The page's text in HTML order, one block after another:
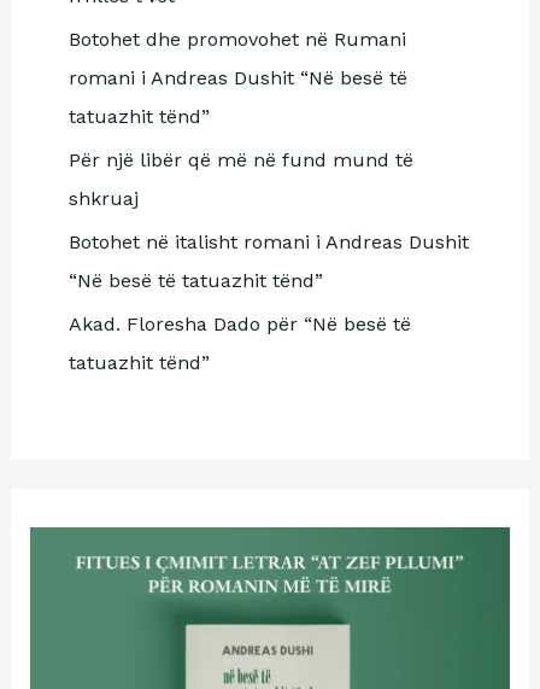
Botohet dhe promovohet në Rumani
romani i Andreas Dushit “Në besë të
tatuazhit tënd”
Për një libër që më në fund mund të
shkruaj
Botohet në italisht romani i Andreas Dushit
“Në besë të tatuazhit tënd”
Akad. Floresha Dado për “Në besë të
tatuazhit tënd”